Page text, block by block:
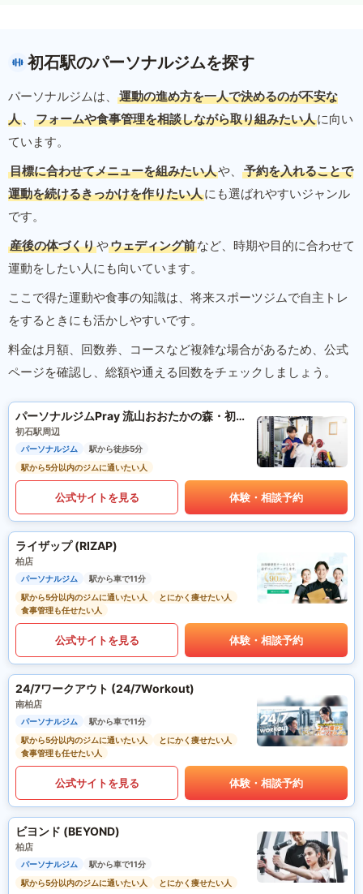
初石駅のパーソナルジムを探す
パーソナルジムは、
運動の進め方を一人で決めるのが不安な
人 、 フォームや食事管理を相談しながら取り組みたい人に向い
ています。
目標に合わせてメニューを組みたい人や、
予約を入れることで
運動を続けるきっかけを作りたい人にも選ばれやすいジャンル
です。
産後の体づくりやウェディング前など、時期や目的に合わせて
運動をしたい人にも向いています。
ここで得た運動や食事の知識は、将来スポーツジムで自主トレ
をするときにも活かしやすいです。
料金は月額、回数券、コースなど複雑な場合があるため、公式
ページを確認し、総額や通える回数をチェックしましょう。
パーソナルジムPray 流山おおたかの森・初石・江戸川台店
初石駅周辺
パーソナルジム
駅から徒歩5分
駅から5分以内のジムに通いたい人
公式サイトを見る 体験・相談予約
ライザップ (RIZAP)
柏店
パーソナルジム
駅から車で11分
駅から5分以内のジムに通いたい人
とにかく痩せたい人
食事管理も任せたい人
公式サイトを見る 体験・相談予約
24/7ワークアウト (24/7Workout)
南柏店
パーソナルジム
駅から車で11分
駅から5分以内のジムに通いたい人
とにかく痩せたい人
食事管理も任せたい人
公式サイトを見る 体験・相談予約
ビヨンド (BEYOND)
柏店
パーソナルジム
駅から車で11分
駅から5分以内のジムに通いたい人
とにかく痩せたい人